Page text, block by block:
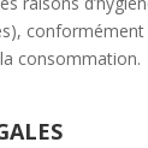
conformément
consommation.